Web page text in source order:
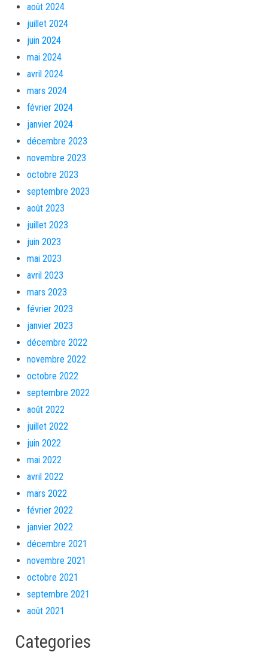
août 2024
juillet 2024
juin 2024
mai 2024
avril 2024
mars 2024
février 2024
janvier 2024
décembre 2023
novembre 2023
octobre 2023
septembre 2023
août 2023
juillet 2023
juin 2023
mai 2023
avril 2023
mars 2023
février 2023
janvier 2023
décembre 2022
novembre 2022
octobre 2022
septembre 2022
août 2022
juillet 2022
juin 2022
mai 2022
avril 2022
mars 2022
février 2022
janvier 2022
décembre 2021
novembre 2021
octobre 2021
septembre 2021
août 2021
Categories